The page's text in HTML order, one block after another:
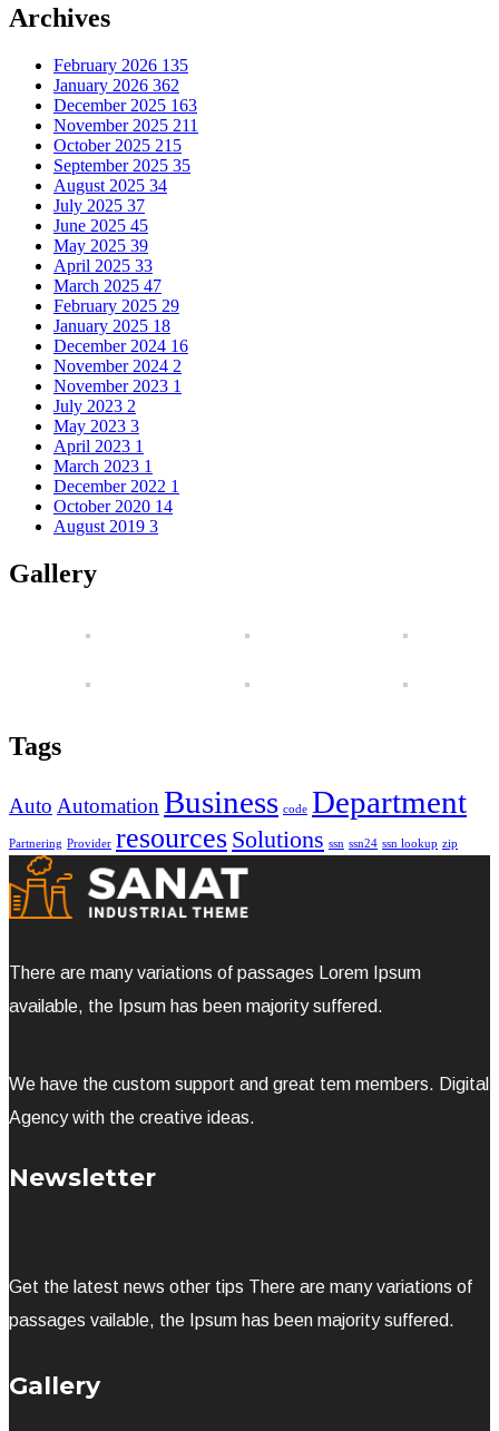
Archives
February 2026 135
January 2026 362
December 2025 163
November 2025 211
October 2025 215
September 2025 35
August 2025 34
July 2025 37
June 2025 45
May 2025 39
April 2025 33
March 2025 47
February 2025 29
January 2025 18
December 2024 16
November 2024 2
November 2023 1
July 2023 2
May 2023 3
April 2023 1
March 2023 1
December 2022 1
October 2020 14
August 2019 3
Gallery
Tags
Auto Automation Business code Department
Partnering Provider resources Solutions ssn ssn24 ssn lookup zip
There are many variations of passages Lorem Ipsum
available, the Ipsum has been majority suffered.
We have the custom support and great tem members. Digital
Agency with the creative ideas.
Newsletter
Get the latest news other tips There are many variations of
passages vailable, the Ipsum has been majority suffered.
Gallery